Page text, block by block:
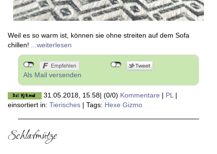
Weil es so warm ist, können sie ohne streiten auf dem Sofa
chillen! ...weiterlesen
Als Mail versenden
31.05.2018, 15.58| (0/0) Kommentare | PL|
einsortiert in: Tierisches | Tags: Hexe Gizmo
Schlafmütze